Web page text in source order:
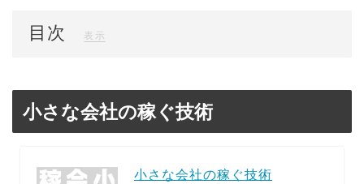
目次 表示
小さな会社の稼ぐ技術
小さな会社の稼ぐ技術